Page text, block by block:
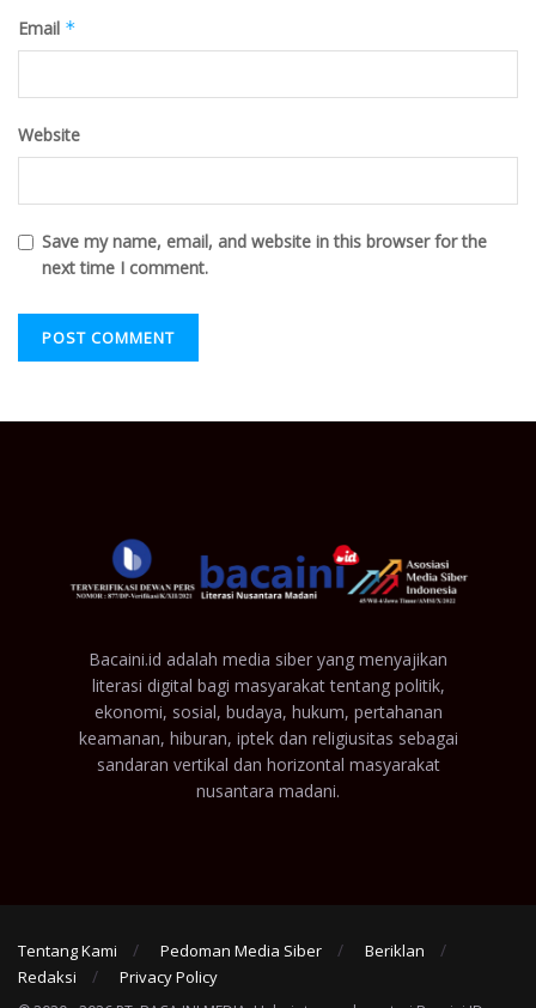
Email *
Website
Save my name, email, and website in this browser for the
next time I comment.
Bacaini.id adalah media siber yang menyajikan
literasi digital bagi masyarakat tentang politik,
ekonomi, sosial, budaya, hukum, pertahanan
keamanan, hiburan, iptek dan religiusitas sebagai
sandaran vertikal dan horizontal masyarakat
nusantara madani.
Tentang Kami Pedoman Media Siber
Beriklan
Redaksi
Privacy Policy